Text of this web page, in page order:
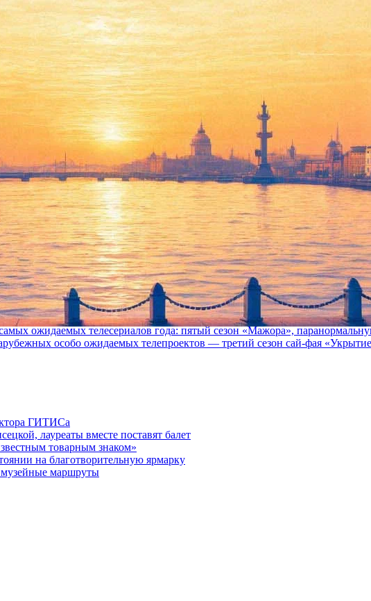
переулке
новые «Тед Лессо» и «Джек Ричер»,
ожидаемых телесериалов года: пятый сезон «Мажора»,
особо ожидаемых телепроектов — третий сезон сай-фая
ГИТИСа
лауреаты вместе поставят балет
товарным знаком»
на благотворительную ярмарку
музейные маршруты